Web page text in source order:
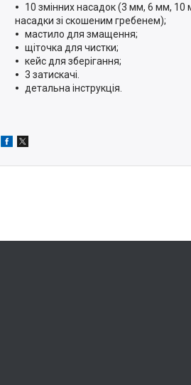
10 змінних насадок (3 мм, 6 мм,
насадки зі скошеним гребенем);
мастило для змащення;
щіточка для чистки;
кейс для зберігання;
3 затискачі.
детальна інструкція.